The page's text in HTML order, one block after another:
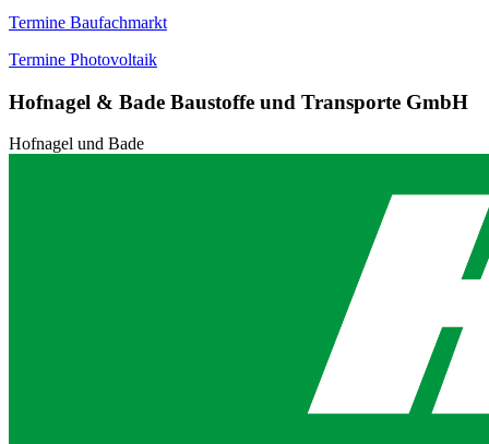
Termine Baufachmarkt
Termine Photovoltaik
Hofnagel & Bade Baustoffe und Transporte GmbH
Hofnagel und Bade